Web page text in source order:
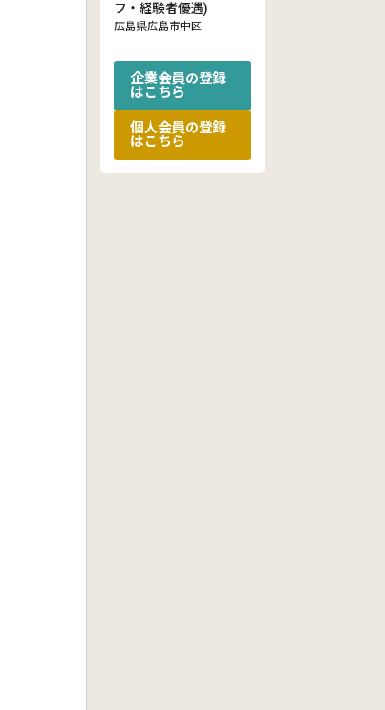
フ・経験者優遇)
広島県広島市中区
企業会員の登録
はこちら
個人会員の登録
はこちら